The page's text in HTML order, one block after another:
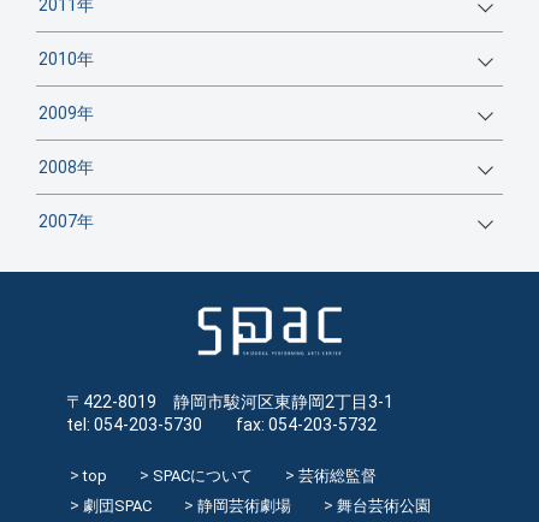
2011年
2010年
2009年
2008年
2007年
〒422-8019 静岡市駿河区東静岡2丁目3-1
tel: 054-203-5730 fax: 054-203-5732
top SPACについて
芸術総監督
劇団SPAC
静岡芸術劇場 舞台芸術公園